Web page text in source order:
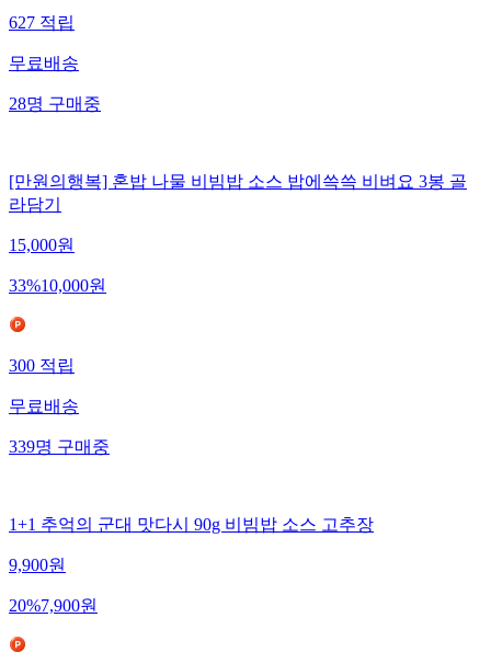
627적립
무료배송
28명구매중
[만원의행복] 혼밥 나물 비빔밥 소스 밥에쓱쓱 비벼요 3봉 골
라담기
15,000원
33%10,000원
300적립
무료배송
339명구매중
1+1 추억의 군대 맛다시 90g 비빔밥 소스 고추장
9,900원
20%7,900원